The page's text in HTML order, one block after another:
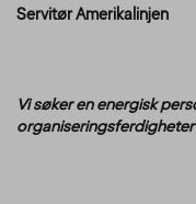
Servitør Amerikalinjen
Vi søker en energisk